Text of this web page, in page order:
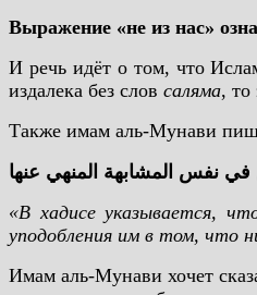
Выражение «не из нас»
И речь идёт о том, что
издалека без слов саляма, то
Также имам аль-Мунави
في نفس المشابهة المنهي عنها
«В хадисе указывается,
уподобления им в том, что
Имам аль-Мунави хочет